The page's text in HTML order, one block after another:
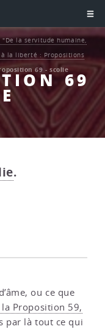
69
la servitude humaine,
la liberté : Propositions
69 - scolie
.
ou ce que
la Proposition 59,
par là tout ce qui